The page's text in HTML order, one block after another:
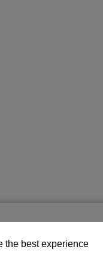
and find the
the best experience